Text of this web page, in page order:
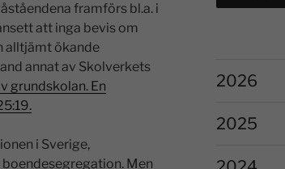
framförs bl.a. i
att inga bevis om
alltjämt ökande
annat av Skolverkets
grundskolan. En
i Sverige,
Men
2026
2025